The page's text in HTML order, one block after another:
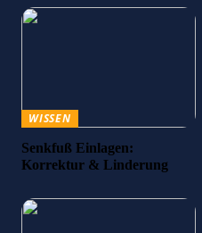
WISSEN
Senkfuß Einlagen:
Korrektur & Linderung